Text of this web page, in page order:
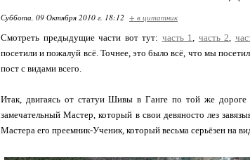
Суббота, 09 Октября 2010 г. 18:12 + в цитатник
Смотреть предыдущие части вот тут: часть 1, часть 2,
посетили и пожалуй всё. Точнее, это было всё, что мы
пост с видами всего.
Итак, двигаясь от статуи Шивы в Ганге по той же
замечательный Мастер, который в свои девяносто лез
Мастера его преемник-Ученик, который весьма серьёзен на